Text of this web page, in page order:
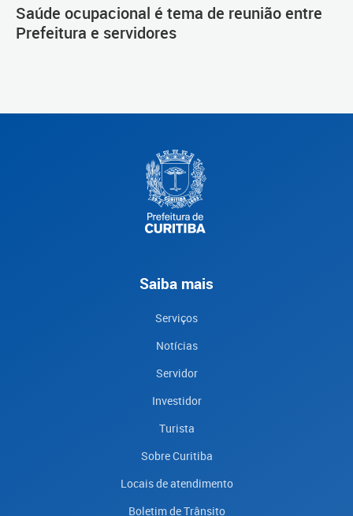
Saúde ocupacional é tema de reunião entre
Prefeitura e servidores
Saiba mais
Serviços
Notícias
Servidor
Investidor
Turista
Sobre Curitiba
Locais de atendimento
Boletim de Trânsito